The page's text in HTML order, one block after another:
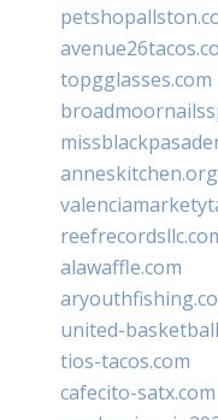
topgglasses.com
anneskitchen.org
alawaffle.com
united-
tios-tacos.com
cafecito-satx.com